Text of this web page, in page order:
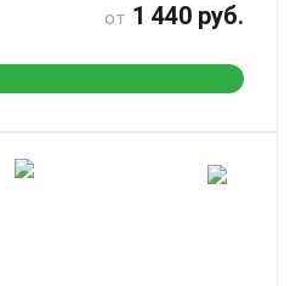
от 1 440 руб.